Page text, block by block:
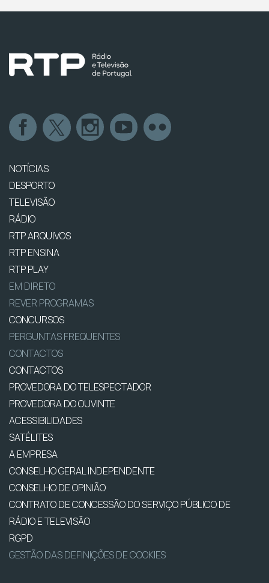
NOTÍCIAS
DESPORTO
TELEVISÃO
RÁDIO
RTP ARQUIVOS
RTP ENSINA
RTP PLAY
EM DIRETO
REVER PROGRAMAS
CONCURSOS
PERGUNTAS FREQUENTES
CONTACTOS
CONTACTOS
PROVEDORA DO TELESPECTADOR
PROVEDORA DO OUVINTE
ACESSIBILIDADES
SATÉLITES
A EMPRESA
CONSELHO GERAL INDEPENDENTE
CONSELHO DE OPINIÃO
CONTRATO DE CONCESSÃO DO SERVIÇO PÚBLICO DE
RÁDIO E TELEVISÃO
RGPD
GESTÃO DAS DEFINIÇÕES DE COOKIES